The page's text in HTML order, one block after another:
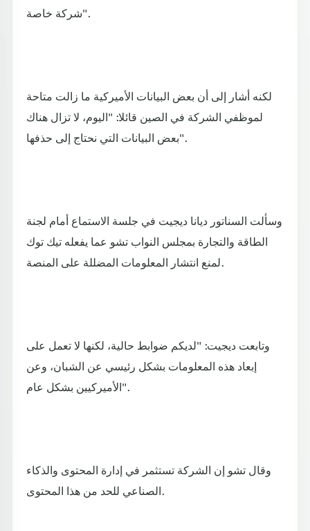
شركة خاصة".
لكنه أشار إلى أن بعض البيانات الأميركية ما زالت متاحة
لموظفي الشركة في الصين قائلا: "اليوم، لا تزال هناك
بعض البيانات التي نحتاج إلى حذفها".
وسألت السناتور ديانا ديجيت في جلسة الاستماع أمام لجنة
الطاقة والتجارة بمجلس النواب تشو عما يفعله تيك توك
لمنع انتشار المعلومات المضللة على المنصة.
وتابعت ديجيت: "لديكم ضوابط حالية، لكنها لا تعمل على
إبعاد هذه المعلومات بشكل رئيسي عن الشبان، وعن
الأميركيين بشكل عام".
وقال تشو إن الشركة تستثمر في إدارة المحتوى والذكاء
الصناعي للحد من هذا المحتوى.